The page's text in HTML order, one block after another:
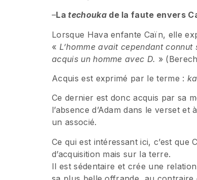
–Latechouka de la faute envers
Lorsque Hava enfante Caïn, elle
« L’homme avait cependant
acquis un homme avec D. »
Acquis est exprimé par le terme :
Ce dernier est donc acquis par sa
l’absence d’Adam dans le verset
un associé.
Ce qui est intéressant ici, c’est
d’acquisition mais sur la terre.
Il est sédentaire et crée une